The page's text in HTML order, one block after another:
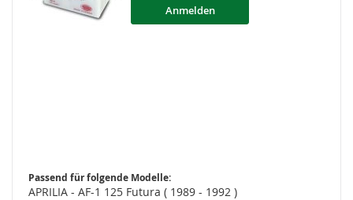
Anmelden
Passend für folgende Modelle:
APRILIA - AF-1 125 Futura ( 1989 - 1992 )